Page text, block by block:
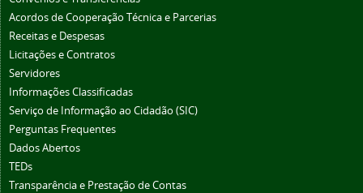
Acordos de Cooperação Técnica e Parcerias
Receitas e Despesas
Licitações e Contratos
Servidores
Informações Classificadas
Serviço de Informação ao Cidadão (SIC)
Perguntas Frequentes
Dados Abertos
TEDs
Transparência e Prestação de Contas